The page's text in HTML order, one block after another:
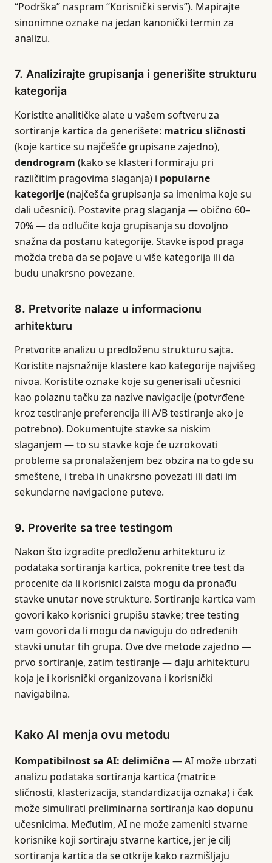
“Podrška” naspram “Korisnički servis”). Mapirajte
sinonimne oznake na jedan kanonički termin za
analizu.
7. Analizirajte grupisanja i generišite strukturu
kategorija
Koristite analitičke alate u vašem softveru za
sortiranje kartica da generišete: matricu sličnosti
(koje kartice su najčešće grupisane zajedno),
dendrogram (kako se klasteri formiraju pri
različitim pragovima slaganja) i popularne
kategorije(najčešća grupisanja sa imenima koje su
dali učesnici). Postavite prag slaganja — obično 60–
70% — da odlučite koja grupisanja su dovoljno
snažna da postanu kategorije. Stavke ispod praga
možda treba da se pojave u više kategorija ili da
budu unakrsno povezane.
8. Pretvorite nalaze u informacionu
arhitekturu
Pretvorite analizu u predloženu strukturu sajta.
Koristite najsnažnije klastere kao kategorije najvišeg
nivoa. Koristite oznake koje su generisali učesnici
kao polaznu tačku za nazive navigacije (potvrđene
kroz testiranje preferencija ili A/B testiranje ako je
potrebno). Dokumentujte stavke sa niskim
slaganjem — to su stavke koje će uzrokovati
probleme sa pronalaženjem bez obzira na to gde su
smeštene, i treba ih unakrsno povezati ili dati im
sekundarne navigacione puteve.
9. Proverite sa tree testingom
Nakon što izgradite predloženu arhitekturu iz
podataka sortiranja kartica, pokrenite tree test da
procenite da li korisnici zaista mogu da pronađu
stavke unutar nove strukture. Sortiranje kartica vam
govori kako korisnici grupišu stavke; tree testing
vam govori da li mogu da naviguju do određenih
stavki unutar tih grupa. Ove dve metode zajedno —
prvo sortiranje, zatim testiranje — daju arhitekturu
koja je i korisnički organizovana i korisnički
navigabilna.
Kako AI menja ovu metodu
Kompatibilnost sa AI: delimična — AI može ubrzati
analizu podataka sortiranja kartica (matrice
sličnosti, klasterizacija, standardizacija oznaka) i čak
može simulirati preliminarna sortiranja kao dopunu
učesnicima. Međutim, AI ne može zameniti stvarne
korisnike koji sortiraju stvarne kartice, jer je cilj
sortiranja kartica da se otkrije kako razmišljaju